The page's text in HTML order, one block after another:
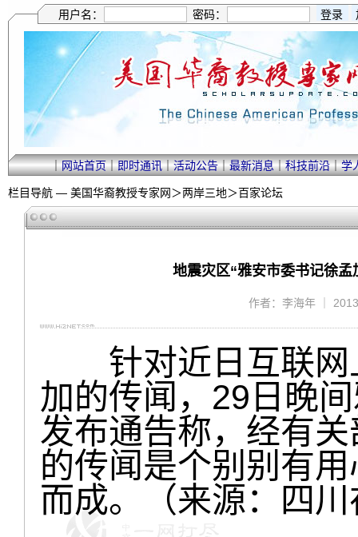
用户名： 密码：
｜网站首页｜即时通讯｜活动公告｜最新消息｜科技前沿｜学
栏目导航 — 美国华裔教授专家网＞两岸三地＞百家论坛
地震灾区“雅安市委书记徐
作者：李海年 ｜
针对近日互联网
加的传闻，29日晚
发布通告称，经有关
的传闻是个别别有
而成。（来源：四